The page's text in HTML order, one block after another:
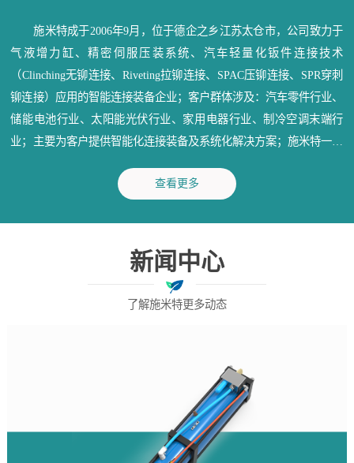
施米特成于2006年9月，位于德企之乡江苏太仓市，公司致力于
气液增力缸、精密伺服压装系统、汽车轻量化钣件连接技术
（Clinching无铆连接、Riveting拉铆连接、SPAC压铆连接、SPR穿刺
铆连接）应用的智能连接装备企业；客户群体涉及：汽车零件行业、
储能电池行业、太阳能光伏行业、家用电器行业、制冷空调末端行
业；主要为客户提供智能化连接装备及系统化解决方案；施米特一直
意的产品和优质的服务。
查看更多
新闻中心
了解施米特更多动态